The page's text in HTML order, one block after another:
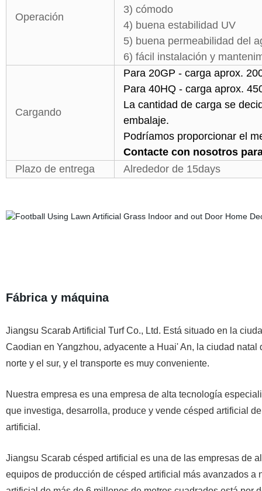
Operación
3) cómodo
4) buena estabilidad UV
5) buena permeabilidad del
6) fácil instalación y
Cargando
Para 20GP - carga aprox.
Para 40HQ - carga aprox.
La cantidad de carga se
embalaje.
Podríamos proporcionar el
Contacte con nosotros
Plazo de entrega
Alrededor de 15days
Fábrica y máquina
Jiangsu Scarab Artificial Turf Co., Ltd. Está situado en la
Caodian en Yangzhou, adyacente a Huai' An, la ciudad
norte y el sur, y el transporte es muy conveniente.
Nuestra empresa es una empresa de alta tecnología
que investiga, desarrolla, produce y vende césped artificial
artificial.
Jiangsu Scarab césped artificial es una de las empresas de
equipos de producción de césped artificial más avanzados